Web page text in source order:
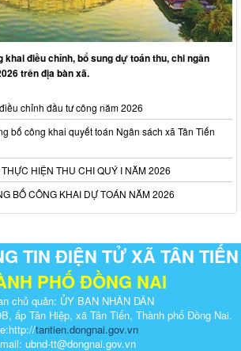
khai điều chỉnh, bổ sung dự toán thu, chi ngân
trên địa bàn xã.
chỉnh đầu tư công năm 2026
bố công khai quyết toán Ngân sách xã Tân Tiến
HIỆN THU CHI QUÝ I NĂM 2026
BỐ CÔNG KHAI DỰ TOÁN NĂM 2026
TIN ĐIỆN TỬ XÃ TÂN TIẾN
PHỐ ĐỒNG NAI
chủ quản: ỦY BAN NHÂN DÂN
ấp Tân Hiệp, xã Tân Tiến, Thành phố Đồng Nai.
tantien.dongnai.gov.vn
ubnd-tt@dongnai.gov.vn​